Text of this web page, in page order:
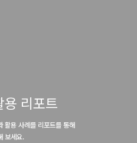
용 리포트
활용 사례를 리포트를 통해
보세요.